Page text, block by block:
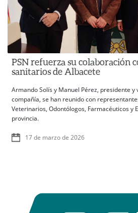
PSN refuerza su colaboración
sanitarios de Albacete
Armando Solís y Manuel Pérez, presidente y
compañía, se han reunido con
Veterinarios, Odontólogos, Farmacéuticos y
provincia.
17 de marzo de 2026